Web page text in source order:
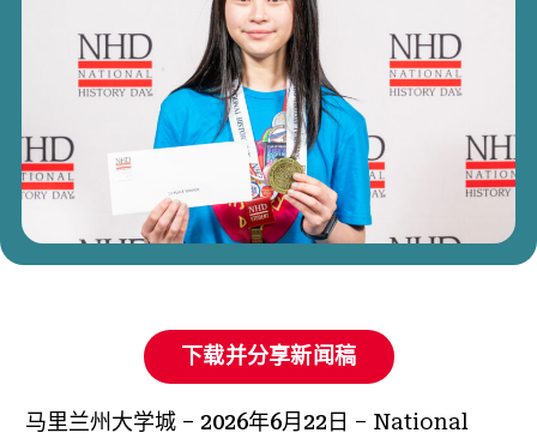
下载并分享新闻稿
马里兰州大学城 – 2026年6月22日 – National